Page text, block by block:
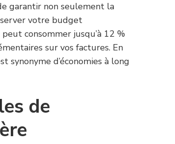
garantir non seulement la
votre budget
consommer jusqu’à 12 %
sur vos factures. En
synonyme d’économies à long
de